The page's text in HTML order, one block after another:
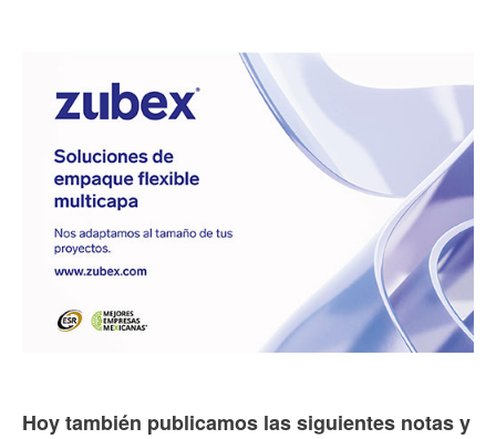
Hoy también publicamos las siguientes notas y